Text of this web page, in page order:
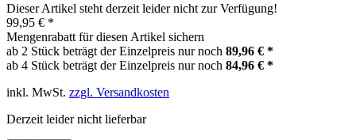
Dieser Artikel steht derzeit leider nicht zur Verfügung!
99,95 € *
Mengenrabatt für diesen Artikel sichern
ab 2 Stück beträgt der Einzelpreis nur noch 89,96 € *
ab 4 Stück beträgt der Einzelpreis nur noch 84,96 € *
inkl. MwSt. zzgl. Versandkosten
Derzeit leider nicht lieferbar